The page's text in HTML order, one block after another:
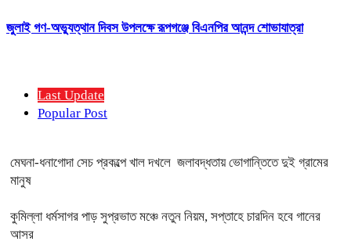
জুলাই গণ-অভ্যুত্থান দিবস উপলক্ষে রূপগঞ্জে বিএনপির আনন্দ শোভাযাত্রা
Last Update
Popular Post
মেঘনা-ধনাগোদা সেচ প্রকল্পে খাল দখলে জলাবদ্ধতায় ভোগান্তিতে দুই গ্রামের
মানুষ
কুমিল্লা ধর্মসাগর পাড় সুপ্রভাত মঞ্চে নতুন নিয়ম, সপ্তাহে চারদিন হবে গানের
আসর